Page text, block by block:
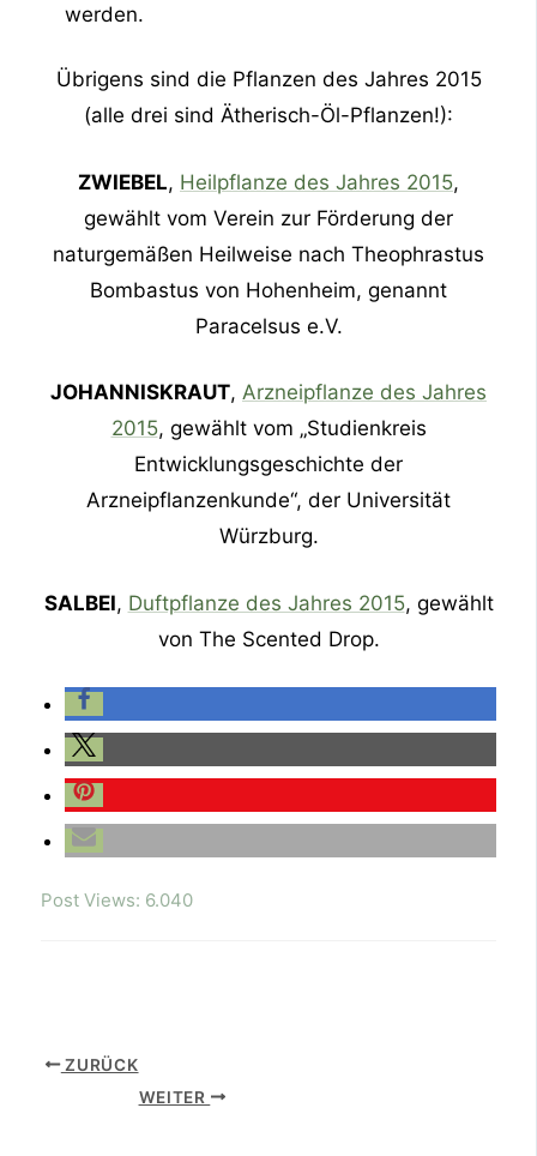
werden.
Übrigens sind die Pflanzen des Jahres 2015
(alle drei sind Ätherisch-Öl-Pflanzen!):
ZWIEBEL, Heilpflanze des Jahres 2015,
gewählt vom Verein zur Förderung der
naturgemäßen Heilweise nach Theophrastus
Bombastus von Hohenheim, genannt
Paracelsus e.V.
JOHANNISKRAUT, Arzneipflanze des Jahres
2015, gewählt vom „Studienkreis
Entwicklungsgeschichte der
Arzneipflanzenkunde“, der Universität
Würzburg.
SALBEI, Duftpflanze des Jahres 2015, gewählt
von The Scented Drop.
Post Views: 6.040
ZURÜCK
WEITER